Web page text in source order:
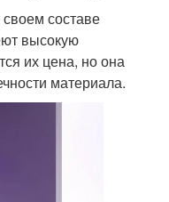
составе
высокую
их цена, но она
материала.